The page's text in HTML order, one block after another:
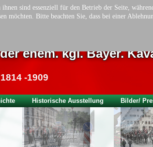
der ehem. kgl. Bayer.
1814 -1909
Historische Ausstellung Bilder/
sind essenziell für den Betrieb der Seite,
möchten. Bitte beachten Sie, dass bei einer